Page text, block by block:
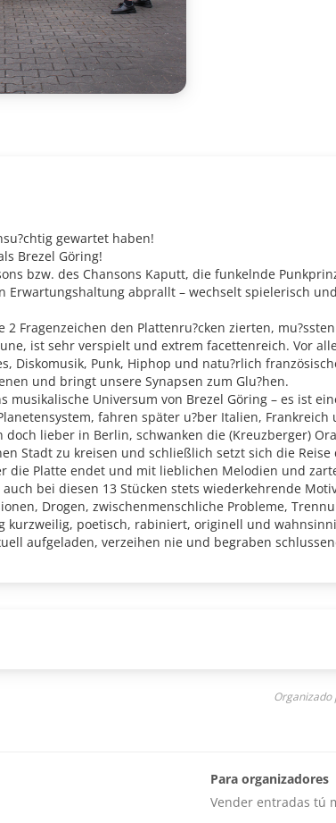
gewartet haben!
Brezel Göring!
bzw. des Chansons Kaputt, die funkelnde
Erwartungshaltung abprallt – wechselt spielerisch
2 Fragenzeichen den Plattenru?cken zierten,
ist sehr verspielt und extrem facettenreich. Vor
Diskomusik, Punk, Hiphop und natu?rlich
und bringt unsere Synapsen zum Glu?hen.
Universum von Brezel Göring – es ist
fahren später u?ber Italien,
lieber in Berlin, schwanken die (Kreuzberger)
Stadt zu kreisen und schließlich setzt sich die
Platte endet und mit lieblichen Melodien und
bei diesen 13 Stücken stets wiederkehrende
Drogen, zwischenmenschliche Probleme,
poetisch, rabiniert, originell und
aufgeladen, verzeihen nie und begraben
Organizado
Para organizadores
Vender entradas tú